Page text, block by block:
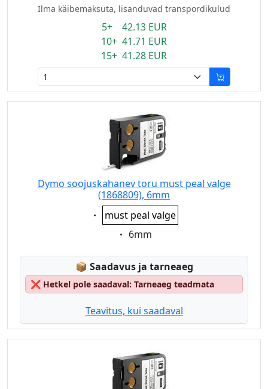
Ilma käibemaksuta, lisanduvad transpordikulud
5+ 42.13 EUR
10+ 41.71 EUR
15+ 41.28 EUR
Dymo soojuskahanev toru must peal valge
(1868809), 6mm
Eigenschaft:
must peal valge
Eigenschaft:
6mm
📦 Lagerstatus:
Saadavus ja tarneaeg
❌ Hetkel pole saadaval: Tarneaeg teadmata
Teavitus, kui saadaval